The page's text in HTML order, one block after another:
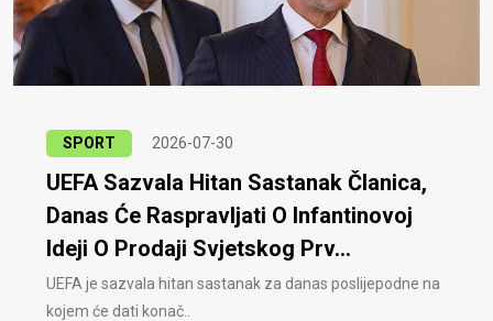
SPORT 2026-07-30
UEFA Sazvala Hitan Sastanak Članica,
Danas Će Raspravljati O Infantinovoj
Ideji O Prodaji Svjetskog Prv...
UEFA je sazvala hitan sastanak za danas poslijepodne na
kojem će dati konač..